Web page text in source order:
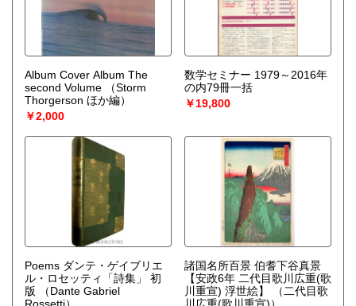
Album Cover Album The
second Volume
（Storm
Thorgerson ほか編）
￥2,000
数学セミナー 1979～2016年
の内79冊一括
￥19,800
Poems ダンテ・ゲイブリエ
ル・ロセッティ「詩集」 初
版
（Dante Gabriel
諸国名所百景 伯耆下谷真景
【安政6年 二代目歌川広重(歌
川重宣) 浮世絵】
（二代目歌